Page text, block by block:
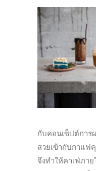
กับคอนเซ็ปต์การ
สวยเข้ากับกาแฟ
จึงทำให้คาเฟ่ภา